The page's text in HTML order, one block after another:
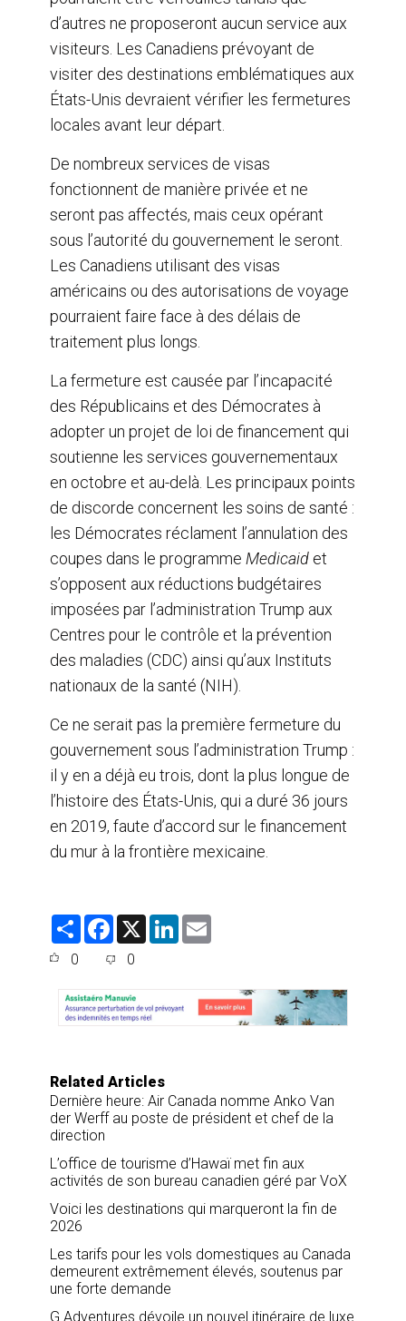
d’autres ne proposeront aucun service aux
visiteurs. Les Canadiens prévoyant de
visiter des destinations emblématiques aux
États-Unis devraient vérifier les fermetures
locales avant leur départ.
De nombreux services de visas
fonctionnent de manière privée et ne
seront pas affectés, mais ceux opérant
sous l’autorité du gouvernement le seront.
Les Canadiens utilisant des visas
américains ou des autorisations de voyage
pourraient faire face à des délais de
traitement plus longs.
La fermeture est causée par l’incapacité
des Républicains et des Démocrates à
adopter un projet de loi de financement qui
soutienne les services gouvernementaux
en octobre et au-delà. Les principaux points
de discorde concernent les soins de santé :
les Démocrates réclament l’annulation des
coupes dans le programme Medicaid et
s’opposent aux réductions budgétaires
imposées par l’administration Trump aux
Centres pour le contrôle et la prévention
des maladies (CDC) ainsi qu’aux Instituts
nationaux de la santé (NIH).
Ce ne serait pas la première fermeture du
gouvernement sous l’administration Trump :
il y en a déjà eu trois, dont la plus longue de
l’histoire des États-Unis, qui a duré 36 jours
en 2019, faute d’accord sur le financement
du mur à la frontière mexicaine.
S
F
e
o
o
k
X
L
I
0 0
Related Articles
Dernière heure: Air Canada nomme Anko Van
der Werff au poste de président et chef de la
direction
L’office de tourisme d’Hawaï met fin aux
activités de son bureau canadien géré par VoX
Voici les destinations qui marqueront la fin de
2026
Les tarifs pour les vols domestiques au Canada
demeurent extrêmement élevés, soutenus par
une forte demande
G Adventures dévoile un nouvel itinéraire de luxe